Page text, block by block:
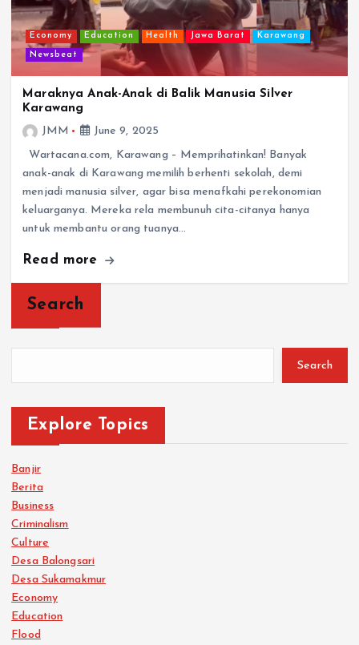
Economy Education Health Jawa Barat Karawang
Newsbeat
Maraknya Anak-Anak di Balik Manusia Silver
Karawang
JMM
June 9, 2025
Wartacana.com, Karawang – Memprihatinkan! Banyak
anak-anak di Karawang memilih berhenti sekolah, demi
menjadi manusia silver, agar bisa menafkahi perekonomian
keluarganya. Mereka rela membunuh cita-citanya hanya
untuk membantu orang tuanya…
Read more
Search
Search
Explore Topics
Banjir
Berita
Business
Criminalism
Culture
Desa Balongsari
Desa Sukamakmur
Economy
Education
Flood